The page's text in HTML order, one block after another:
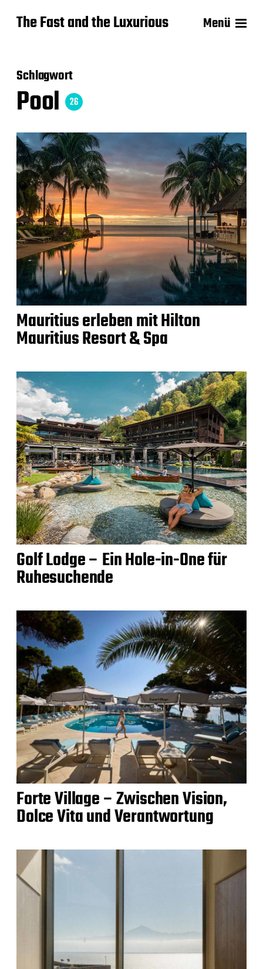
The Fast and the Luxurious Menü
Schlagwort
Pool 26
Mauritius erleben mit Hilton
Mauritius Resort & Spa
Golf Lodge – Ein Hole-in-One für
Ruhesuchende
Forte Village – Zwischen Vision,
Dolce Vita und Verantwortung